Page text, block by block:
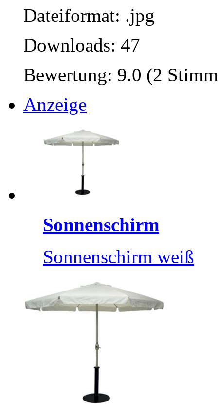
Dateiformat: .jpg
Downloads: 47
Bewertung: 9.0 (2
Anzeige
Sonnenschirm
Sonnenschirm weiß